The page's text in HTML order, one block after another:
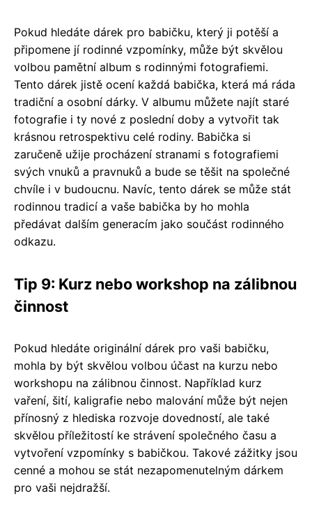
Pokud hledáte dárek pro babičku, který ji potěší a
připomene jí rodinné vzpomínky, může být skvělou
volbou pamětní album s rodinnými fotografiemi.
Tento dárek jistě ocení každá babička, která má ráda
tradiční a osobní dárky. V albumu můžete najít staré
fotografie i ty nové z poslední doby a vytvořit tak
krásnou retrospektivu celé rodiny. Babička si
zaručeně užije procházení stranami s fotografiemi
svých vnuků a pravnuků a bude se těšit na společné
chvíle i v budoucnu. Navíc, tento dárek se může stát
rodinnou tradicí a vaše babička by ho mohla
předávat dalším generacím jako součást rodinného
odkazu.
Tip 9: Kurz nebo workshop na zálibnou
činnost
Pokud hledáte originální dárek pro vaši babičku,
mohla by být skvělou volbou účast na kurzu nebo
workshopu na zálibnou činnost. Například kurz
vaření, šití, kaligrafie nebo malování může být nejen
přínosný z hlediska rozvoje dovedností, ale také
skvělou příležitostí ke strávení společného času a
vytvoření vzpomínky s babičkou. Takové zážitky jsou
cenné a mohou se stát nezapomenutelným dárkem
pro vaši nejdražší.